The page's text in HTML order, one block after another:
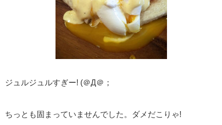
ジュルジュルすぎー! (＠Д＠；
ちっとも固まっていませんでした。ダメだこりゃ!